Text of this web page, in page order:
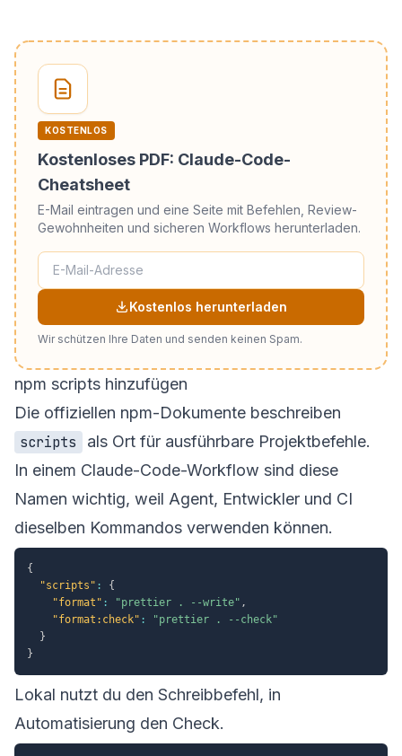
KOSTENLOS
Kostenloses PDF: Claude-Code-
Cheatsheet
E-Mail eintragen und eine Seite mit Befehlen, Review-
Gewohnheiten und sicheren Workflows herunterladen.
Kostenlos herunterladen
Wir schützen Ihre Daten und senden keinen Spam.
npm scripts hinzufügen
Die offiziellen npm-Dokumente beschreiben
scripts
als Ort für ausführbare Projektbefehle.
In einem Claude-Code-Workflow sind diese
Namen wichtig, weil Agent, Entwickler und CI
dieselben Kommandos verwenden können.
{
"scripts" :
{
"format" : "prettier . --write" ,
"format:check" :
"prettier . --check"
}
}
Lokal nutzt du den Schreibbefehl, in
Automatisierung den Check.